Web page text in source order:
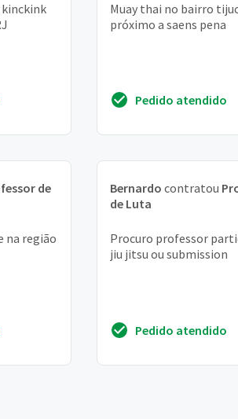
kinckink
Muay thai no bairro
próximo a saens pena
Pedido atendido
de
na região
Bernardo contratou
de Luta
Procuro professor
jiu jitsu ou submission
Pedido atendido